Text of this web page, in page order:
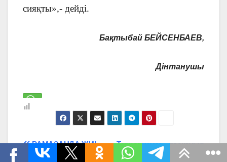
сияқты»,- дейді.
Бақтыбай БЕЙСЕНБАЕВ,
Дінтанушы
Навигация
Терроризмге – тосқауыл
ИСЛАМ ЖАЗЫҚСЫЗ
РАМАЗАНДА ЖИІ
БОЛАТЫН 10 ҚАТЕЛІК